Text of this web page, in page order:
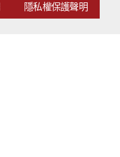
隱私權保護聲明